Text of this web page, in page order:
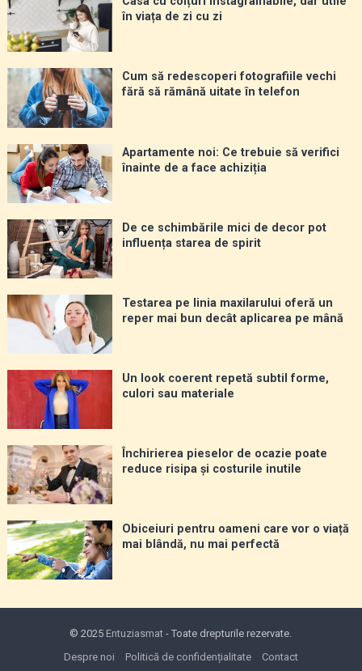
în viața de zi cu zi
Cum să redescoperi fotografiile vechi
fără să rămână uitate în telefon
Apartamente noi: Ce trebuie să verifici
înainte de a face achiziția
De ce schimbările mici de decor pot
influența starea de spirit
Testarea pe linia maxilarului oferă un
reper mai bun decât aplicarea pe mână
Un look coerent repetă subtil forme,
culori sau materiale
Închirierea pieselor de ocazie poate
reduce risipa și costurile inutile
Obiceiuri pentru oameni care vor o viață
mai blândă, nu mai perfectă
© 2025 Entuziasmat - Toate drepturile rezervate.
Despre noi
Politică de confidențialitate Contact